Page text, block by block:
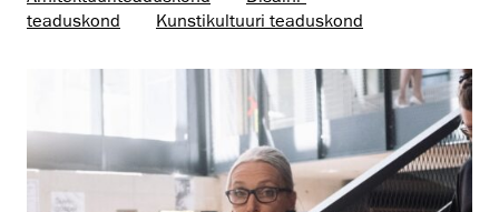
teaduskond
Kunsti­kultuuri teaduskond